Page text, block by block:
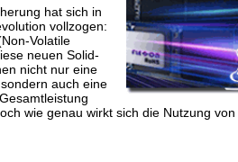
hat sich in
vollzogen:
Volatile
neuen Solid-
nicht nur eine
auch eine
wie genau wirkt sich die Nutzung